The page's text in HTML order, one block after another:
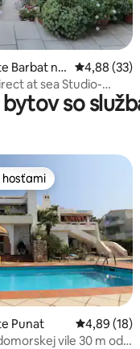
Barbat na
Priemerné
4,88 (33)
at sea Studio-
so
5, počet hodnotení: 6
hosťami
hosťami
Punat Priemerné
4,89 (18)
vile 30 m od